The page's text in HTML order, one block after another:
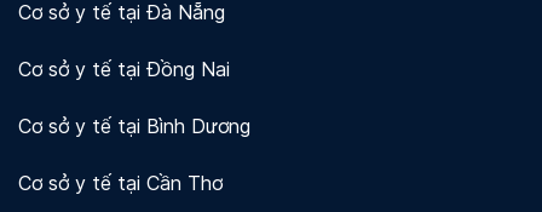
Cơ sở y tế tại Đà Nẵng
Cơ sở y tế tại Đồng Nai
Cơ sở y tế tại Bình Dương
Cơ sở y tế tại Cần Thơ